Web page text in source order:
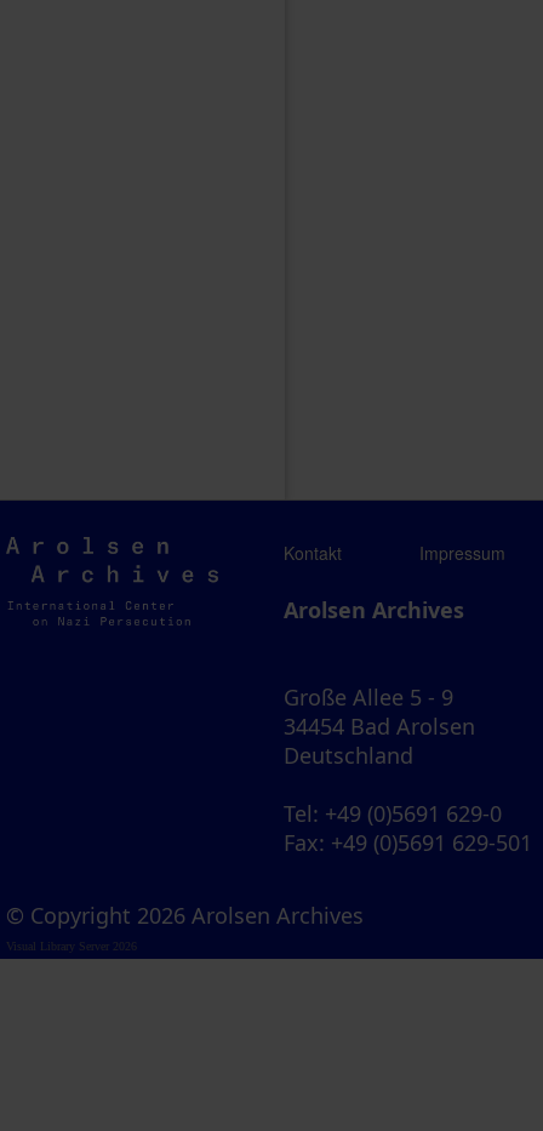
Arolsen
Archives
Kontakt Impressum
Arolsen Archives
Große Allee 5 - 9
34454 Bad Arolsen
Deutschland
Tel: +49 (0)5691 629-0
Fax: +49 (0)5691 629-501
© Copyright 2026 Arolsen Archives
Visual Library Server 2026